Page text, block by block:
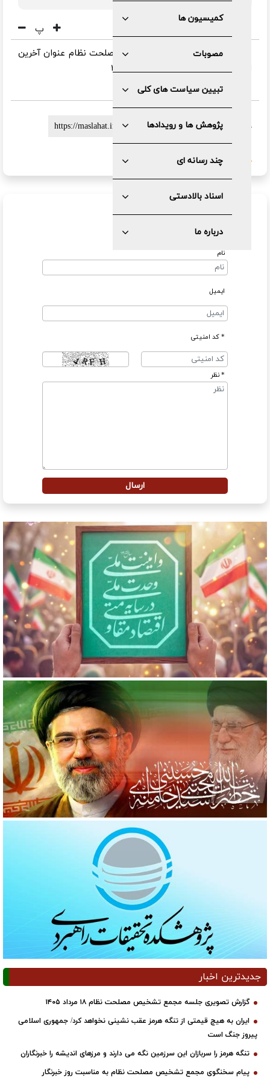
کمیسیون ها
مصوبات
تبیین سیاست های کلی
پژوهش ها و رویدادها
چند رسانه ای
اسناد بالادستی
درباره ما
پ
عنوان آخرین اخبار سایت تشخیص مصلحت نظام عنوان آخرین
لینک کوتاه :
گزارش خطا
ارسال نظر
نام
ایمیل
* کد امنیتی
* نظر
جدیدترین اخبار
گزارش تصویری جلسه مجمع تشخیص مصلحت نظام ۱۸ مرداد ۱۴۰۵
ایران به هیچ قیمتی از تنگه هرمز عقب نشینی نخواهد کرد/ جمهوری اسلامی
پیروز جنگ است
تنگه هرمز را سربازان این سرزمین نگه می دارند و مرزهای اندیشه را خبرنگاران
پیام سخنگوی مجمع تشخیص مصلحت نظام به مناسبت روز خبرنگار